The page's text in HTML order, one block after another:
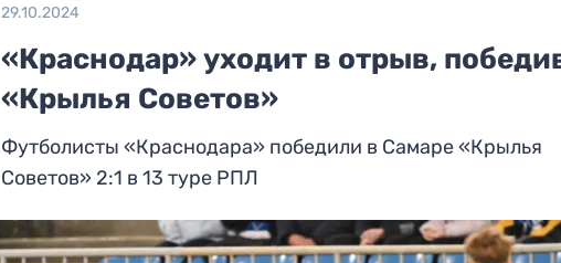
29.10.2024
«Краснодар» уходит в отрыв,
«Крылья Советов»
Футболисты «Краснодара» победили в Самаре «Крылья
Советов» 2:1 в 13 туре РПЛ